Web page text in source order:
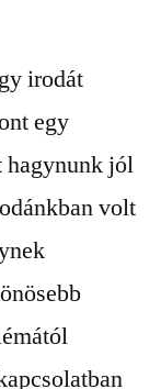
irodát
egy
hagynunk jól
volt